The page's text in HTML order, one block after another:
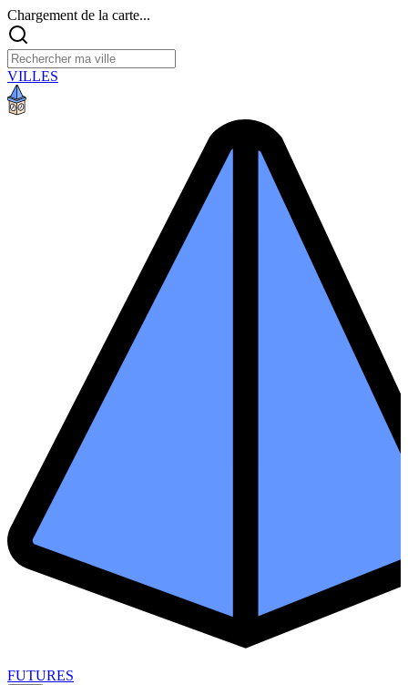
Chargement de la carte...
VILLES
FUTURES